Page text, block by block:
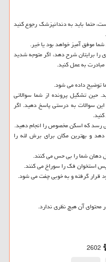
حتما باید به دندانپزشک رجوع کنید
را برایتان شرح دهد، اگر متوجه شدید
به عمل کنید.
حین تشکیل پرونده از شما سوالاتی
سوالات به درستی پاسخ دهید. اگر
و بهترین مکان برای برش لثه را
محتوای آن هیچ نظری ندارد.
2602